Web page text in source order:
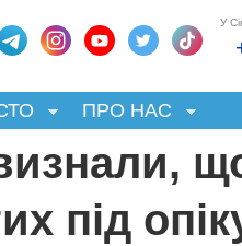
У
ПРО НАС
під